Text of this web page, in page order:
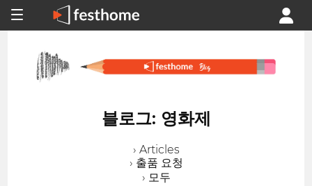
블로그: 영화제
› Articles
› 출품 요청
› 모두